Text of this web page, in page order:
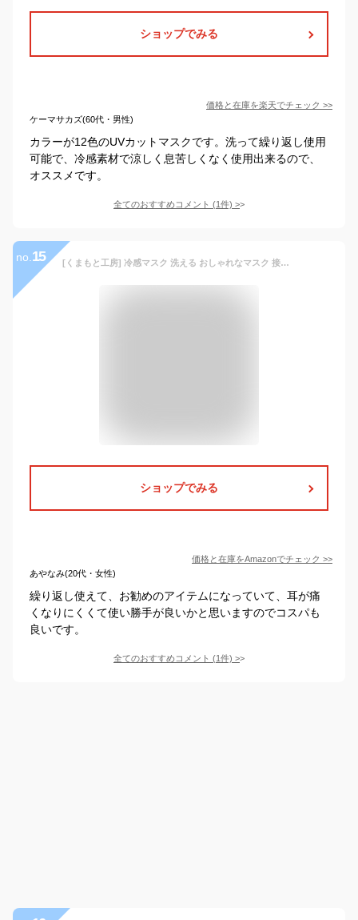
ショップでみる
価格と在庫を楽天でチェック >>
ケーマサカズ(60代・男性)
カラーが12色のUVカットマスクです。洗って繰り返し使用
可能で、冷感素材で涼しく息苦しくなく使用出来るので、
オススメです。
全てのおすすめコメント (1件) >
no. 15 [くまもと工房] 冷感マスク 洗える おしゃれなマスク 接触冷感 UVカット 蒸れない 夏用クールマスク 耳が痛くない 耳紐アジャスター付き 個別包装 日本規格 5枚入り (大人用, ピンク)
ショップでみる
価格と在庫をAmazonでチェック >>
あやなみ(20代・女性)
繰り返し使えて、お勧めのアイテムになっていて、耳が痛
くなりにくくて使い勝手が良いかと思いますのでコスパも
良いです。
全てのおすすめコメント (1件) >